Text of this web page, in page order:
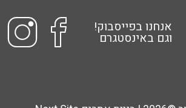
אנחנו בפייסבוק!
וגם באינסטגרם